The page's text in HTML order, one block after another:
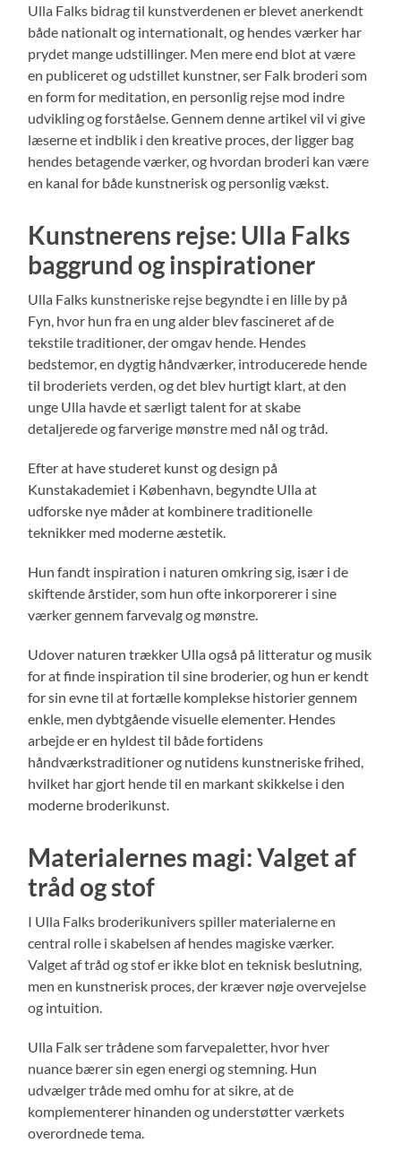
Ulla Falks bidrag til kunstverdenen er blevet anerkendt
både nationalt og internationalt, og hendes værker har
prydet mange udstillinger. Men mere end blot at være
en publiceret og udstillet kunstner, ser Falk broderi som
en form for meditation, en personlig rejse mod indre
udvikling og forståelse. Gennem denne artikel vil vi give
læserne et indblik i den kreative proces, der ligger bag
hendes betagende værker, og hvordan broderi kan være
en kanal for både kunstnerisk og personlig vækst.
Kunstnerens rejse: Ulla Falks
baggrund og inspirationer
Ulla Falks kunstneriske rejse begyndte i en lille by på
Fyn, hvor hun fra en ung alder blev fascineret af de
tekstile traditioner, der omgav hende. Hendes
bedstemor, en dygtig håndværker, introducerede hende
til broderiets verden, og det blev hurtigt klart, at den
unge Ulla havde et særligt talent for at skabe
detaljerede og farverige mønstre med nål og tråd.
Efter at have studeret kunst og design på
Kunstakademiet i København, begyndte Ulla at
udforske nye måder at kombinere traditionelle
teknikker med moderne æstetik.
Hun fandt inspiration i naturen omkring sig, især i de
skiftende årstider, som hun ofte inkorporerer i sine
værker gennem farvevalg og mønstre.
Udover naturen trækker Ulla også på litteratur og musik
for at finde inspiration til sine broderier, og hun er kendt
for sin evne til at fortælle komplekse historier gennem
enkle, men dybtgående visuelle elementer. Hendes
arbejde er en hyldest til både fortidens
håndværkstraditioner og nutidens kunstneriske frihed,
hvilket har gjort hende til en markant skikkelse i den
moderne broderikunst.
Materialernes magi: Valget af
tråd og stof
I Ulla Falks broderikunivers spiller materialerne en
central rolle i skabelsen af hendes magiske værker.
Valget af tråd og stof er ikke blot en teknisk beslutning,
men en kunstnerisk proces, der kræver nøje overvejelse
og intuition.
Ulla Falk ser trådene som farvepaletter, hvor hver
nuance bærer sin egen energi og stemning. Hun
udvælger tråde med omhu for at sikre, at de
komplementerer hinanden og understøtter værkets
overordnede tema.